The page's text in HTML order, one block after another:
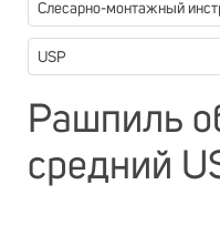
Слесарно-монтажный
USP
Рашпиль
средний